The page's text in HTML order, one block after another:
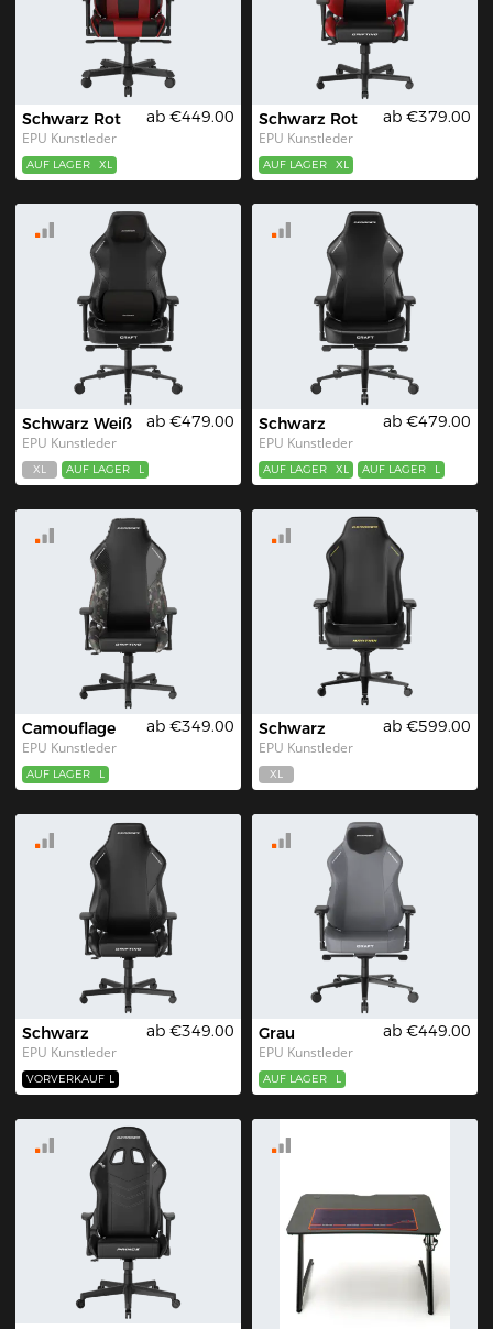
Schwarz Rot
EPU Kunstleder
ab €449.00
AUF LAGER XL
Schwarz Rot
EPU Kunstleder
ab €379.00
AUF LAGER XL
Schwarz Weiß
EPU Kunstleder
ab €479.00
XL AUF LAGER L
Schwarz
EPU Kunstleder
ab €479.00
AUF LAGER XL AUF LAGER L
Camouflage
EPU Kunstleder
ab €349.00
AUF LAGER L
Schwarz
EPU Kunstleder
ab €599.00
XL
Schwarz
EPU Kunstleder
ab €349.00
VORVERKAUF L
Grau
EPU Kunstleder
ab €449.00
AUF LAGER L